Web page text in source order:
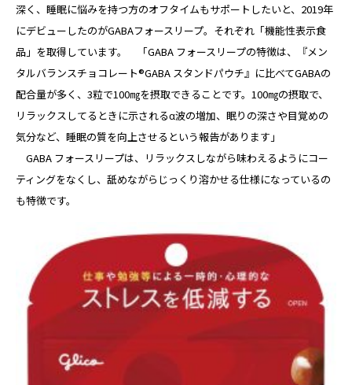
深く、睡眠に悩みを持つ方のオフタイムもサポートしたいと、2019年
にデビューしたのがGABAフォースリープ。それぞれ「機能性表示食
品」を取得しています。 「GABA フォースリープの特徴は、『メン
タルバランスチョコレート®GABA スタンドパウチ』に比べてGABAの
配合量が多く、3粒で100㎎を摂取できることです。100㎎の摂取で、
リラックスしてるときに示されるα波の増加、眠りの深さや目覚めの
気分など、睡眠の質を向上させるという報告があります」
GABA フォースリープは、リラックスしながら味わえるようにコー
ティングをなくし、舐めながらじっくり溶かせる仕様になっているの
も特徴です。